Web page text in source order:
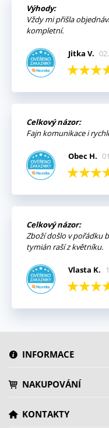
Výhody:
Vždy mi přišla
kompletní.
Jitka V.
Celkový názor:
Fajn komunikace i
Obec H.
Celkový názor:
Zboží došlo v pořádku
tymián raší z květníku.
Vlasta K.
INFORMACE
NAKUPOVÁNÍ
KONTAKTY